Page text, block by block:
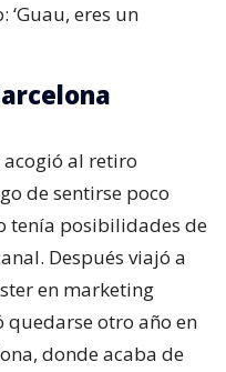
‘Guau, eres un
acogió al retiro
de sentirse poco
tenía posibilidades de
Después viajó a
en marketing
otro año en
donde acaba de